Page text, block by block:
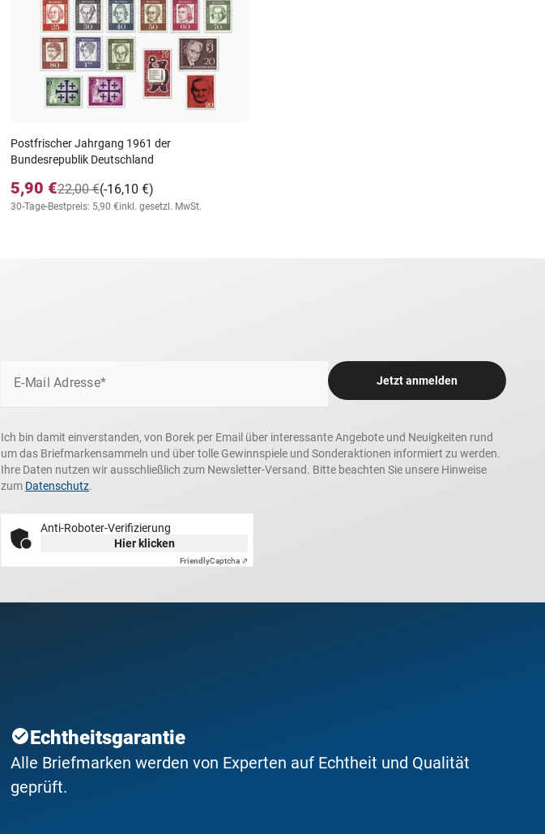
Postfrischer Jahrgang 1961 der
Bundesrepublik Deutschland
5,90 € (-16,10 €)
22,00 €
30-Tage-Bestpreis: 5,90 €inkl. gesetzl. MwSt.
E-Mail Adresse* Jetzt anmelden
Ich bin damit einverstanden, von Borek per Email über interessante Angebote und Neuigkeiten rund
um das Briefmarkensammeln und über tolle Gewinnspiele und Sonderaktionen informiert zu werden.
Ihre Daten nutzen wir ausschließlich zum Newsletter-Versand. Bitte beachten Sie unsere Hinweise
zum Datenschutz.
Anti-Roboter-Verifizierung
Hier klicken
FriendlyCaptcha ⇗
Echtheitsgarantie
Alle Briefmarken werden von Experten auf Echtheit und Qualität
geprüft.